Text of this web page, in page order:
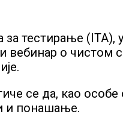
за тестирање
вебинар о
се да, као
и понашање.